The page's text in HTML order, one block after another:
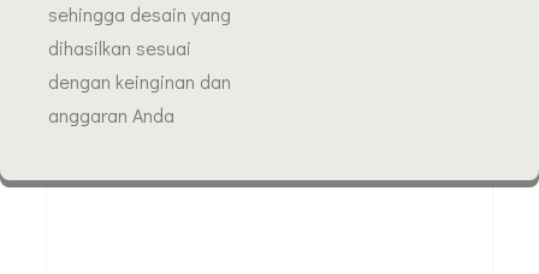
sehingga desain yang
dihasilkan sesuai
dengan keinginan dan
anggaran Anda